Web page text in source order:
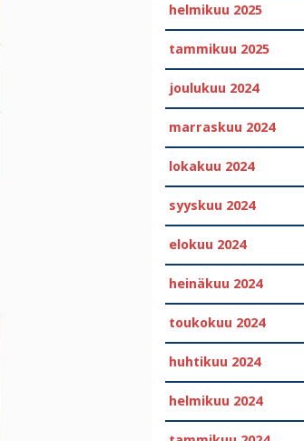
helmikuu 2025
tammikuu 2025
joulukuu 2024
marraskuu 2024
lokakuu 2024
syyskuu 2024
elokuu 2024
heinäkuu 2024
toukokuu 2024
huhtikuu 2024
helmikuu 2024